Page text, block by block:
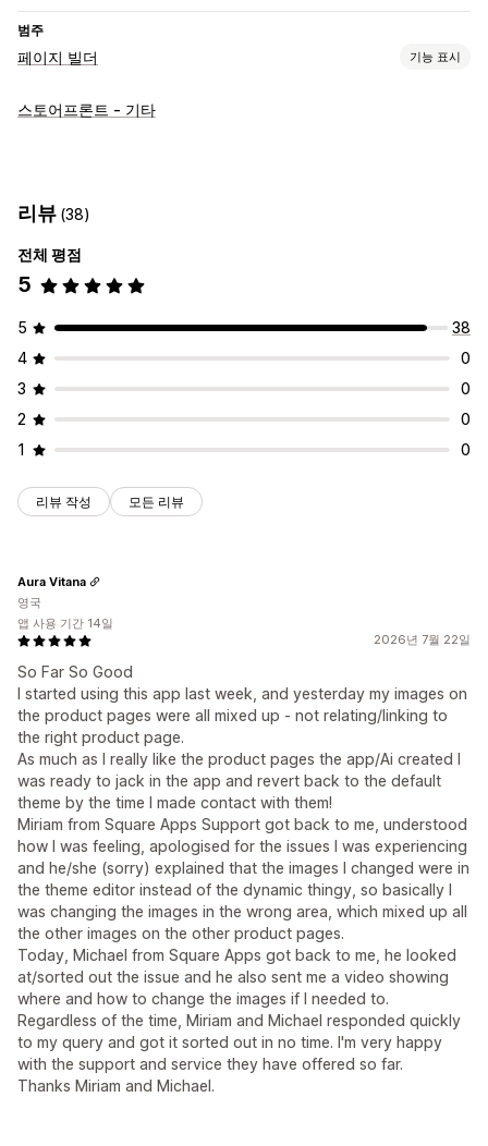
범주
페이지 빌더 기능 표시
페이지 유형
페이지 관리
스토어프론트 - 기타
리뷰 (38)
전체 평점
5
5
38
4
0
3
0
2
0
1
0
리뷰 작성 모든 리뷰
2026년 7월 22일
So Far So Good
I started using this app last week, and yesterday my images on
the product pages were all mixed up - not relating/linking to
the right product page.
As much as I really like the product pages the app/Ai created I
was ready to jack in the app and revert back to the default
theme by the time I made contact with them!
Miriam from Square Apps Support got back to me, understood
how I was feeling, apologised for the issues I was experiencing
and he/she (sorry) explained that the images I changed were in
the theme editor instead of the dynamic thingy, so basically I
was changing the images in the wrong area, which mixed up all
the other images on the other product pages.
Today, Michael from Square Apps got back to me, he looked
at/sorted out the issue and he also sent me a video showing
where and how to change the images if I needed to.
Regardless of the time, Miriam and Michael responded quickly
to my query and got it sorted out in no time. I'm very happy
with the support and service they have offered so far.
Thanks Miriam and Michael.
Aura Vitana
영국
앱 사용 기간 14일